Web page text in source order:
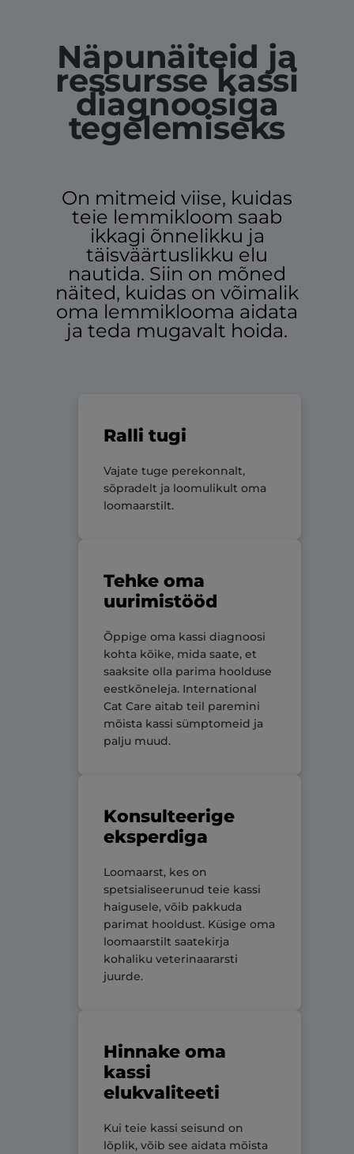
Näpunäiteid ja
ressursse kassi
diagnoosiga
tegelemiseks
On mitmeid viise, kuidas
teie lemmikloom saab
ikkagi õnnelikku ja
täisväärtuslikku elu
nautida. Siin on mõned
näited, kuidas on võimalik
oma lemmiklooma aidata
ja teda mugavalt hoida.
Ralli tugi
Vajate tuge perekonnalt,
sõpradelt ja loomulikult oma
loomaarstilt.
Tehke oma
uurimistööd
Õppige oma kassi diagnoosi
kohta kõike, mida saate, et
saaksite olla parima hoolduse
eestkõneleja. International
Cat Care aitab teil paremini
mõista kassi sümptomeid ja
palju muud.
Konsulteerige
eksperdiga
Loomaarst, kes on
spetsialiseerunud teie kassi
haigusele, võib pakkuda
parimat hooldust. Küsige oma
loomaarstilt saatekirja
kohaliku veterinaararsti
juurde.
Hinnake oma
kassi
elukvaliteeti
Kui teie kassi seisund on
lõplik, võib see aidata mõista